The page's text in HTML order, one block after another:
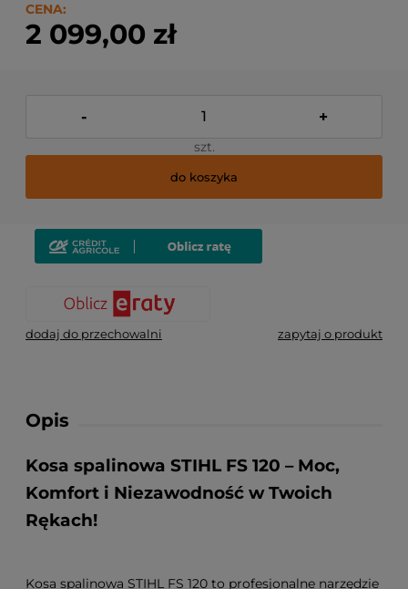
CENA:
2 099,00 zł
- +
szt.
do koszyka
zapytaj o produkt
dodaj do przechowalni
Opis
Kosa spalinowa STIHL FS 120 – Moc,
Komfort i Niezawodność w Twoich
Rękach!
Kosa spalinowa STIHL FS 120 to profesjonalne narzędzie